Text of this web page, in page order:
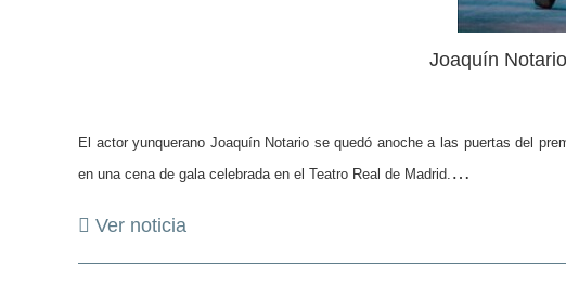
Joaquín
El actor yunquerano Joaquín Notario se quedó anoche a las puertas del
en una cena de gala celebrada en el Teatro Real de Madrid. …
Ver noticia